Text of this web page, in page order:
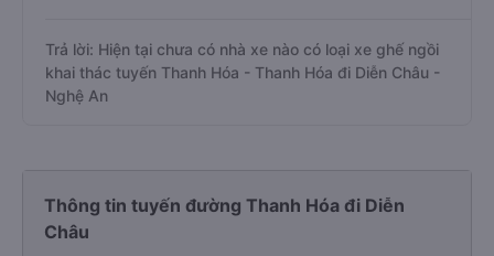
Trả lời: Hiện tại chưa có nhà xe nào có loại xe ghế ngồi
khai thác tuyến Thanh Hóa - Thanh Hóa đi Diễn Châu -
Nghệ An
Thông tin tuyến đường Thanh Hóa đi Diễn
Châu